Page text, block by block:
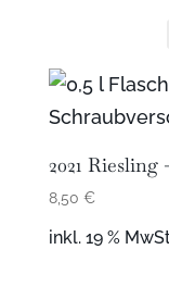
2021 Riesling
8,50 €
inkl. 19 %